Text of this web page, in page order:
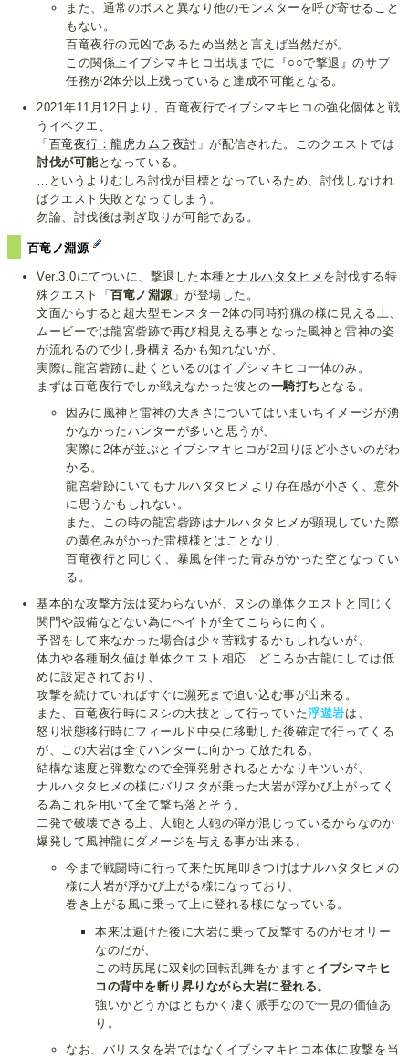
また、通常のボスと異なり他のモンスターを呼び寄せること
もない。
百竜夜行の元凶であるため当然と言えば当然だが。
この関係上イブシマキヒコ出現までに『○○で撃退』のサブ
任務が2体分以上残っていると達成不可能となる。
2021年11月12日より、百竜夜行でイブシマキヒコの強化個体と戦
うイベクエ、
「 百竜夜行：龍虎カムラ夜討 」が配信された。このクエストでは
討伐が可能となっている。
…というよりむしろ討伐が目標となっているため、討伐しなけれ
ばクエスト失敗となってしまう。
勿論、討伐後は剥ぎ取りが可能である。
百竜ノ淵源
Ver.3.0にてついに、撃退した本種とナルハタタヒメ を討伐する特
殊クエスト「百竜ノ淵源」が登場した。
文面からすると超大型モンスター2体の同時狩猟の様に見える上、
ムービーでは龍宮砦跡で再び相見える事となった風神と雷神の姿
が流れるので少し身構えるかも知れないが、
実際に龍宮砦跡に赴くといるのはイブシマキヒコ一体のみ。
まずは百竜夜行でしか戦えなかった彼との一騎打ち となる。
因みに風神と雷神の大きさについてはいまいちイメージが湧
かなかったハンターが多いと思うが、
実際に2体が並ぶとイブシマキヒコが2回りほど小さいのがわ
かる。
龍宮砦跡にいてもナルハタタヒメより存在感が小さく、意外
に思うかもしれない。
また、この時の龍宮砦跡はナルハタタヒメが顕現していた際
の黄色みがかった雷模様とはことなり、
百竜夜行と同じく、暴風を伴った青みがかった空となってい
る。
基本的な攻撃方法は変わらないが、ヌシの単体クエストと同じく
関門や設備などない為にヘイトが全てこちらに向く。
予習をして来なかった場合は少々苦戦するかもしれないが、
体力や各種耐久値は単体クエスト相応…どころか古龍にしては低
めに設定されており、
攻撃を続けていればすぐに瀕死まで追い込む事が出来る。
また、百竜夜行時にヌシの大技として行っていた浮遊岩は、
怒り状態移行時にフィールド中央に移動した後確定で行ってくる
が、この大岩は全てハンターに向かって放たれる。
結構な速度と弾数なので全弾発射されるとかなりキツいが、
ナルハタタヒメの様にバリスタが乗った大岩が浮かび上がってく
る為これを用いて全て撃ち落とそう。
二発で破壊できる上、大砲と大砲の弾が混じっているからなのか
爆発して風神龍にダメージを与える事が出来る。
今まで戦闘時に行って来た尻尾叩きつけはナルハタタヒメの
様に大岩が浮かび上がる様になっており、
巻き上がる風に乗って上に登れる様になっている。
本来は避けた後に大岩に乗って反撃するのがセオリー
なのだが、
この時尻尾に双剣の回転乱舞をかますと イブシマキヒ
コの背中を斬り昇りながら大岩に登れる。
強いかどうかはともかく凄く派手なので一見の価値あ
り。
なお、バリスタを岩ではなくイブシマキヒコ本体に攻撃を当